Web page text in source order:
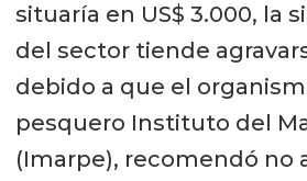
situaría en US$ 3.000, la
del sector tiende
debido a que el
pesquero Instituto del
(Imarpe), recomendó no